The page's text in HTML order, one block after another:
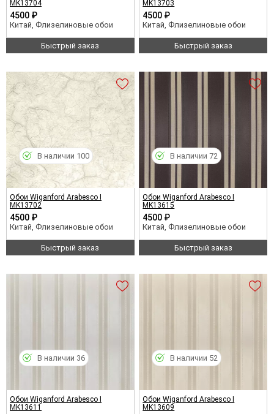
MK13704
4500 ₽
Китай, Флизелиновые обои
Быстрый заказ
MK13703
4500 ₽
Китай, Флизелиновые обои
Быстрый заказ
Обои Wiganford Arabesco I
MK13702
4500 ₽
Китай, Флизелиновые обои
Быстрый заказ
В наличии 100
Обои Wiganford Arabesco I
MK13615
4500 ₽
Китай, Флизелиновые обои
Быстрый заказ
В наличии 72
Обои Wiganford Arabesco I
MK13611
В наличии 36
Обои Wiganford Arabesco I
MK13609
В наличии 52